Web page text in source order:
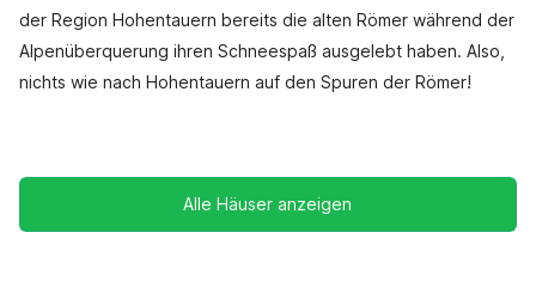
der Region Hohentauern bereits die alten Römer während der
Alpenüberquerung ihren Schneespaß ausgelebt haben. Also,
nichts wie nach Hohentauern auf den Spuren der Römer!
Alle Häuser anzeigen